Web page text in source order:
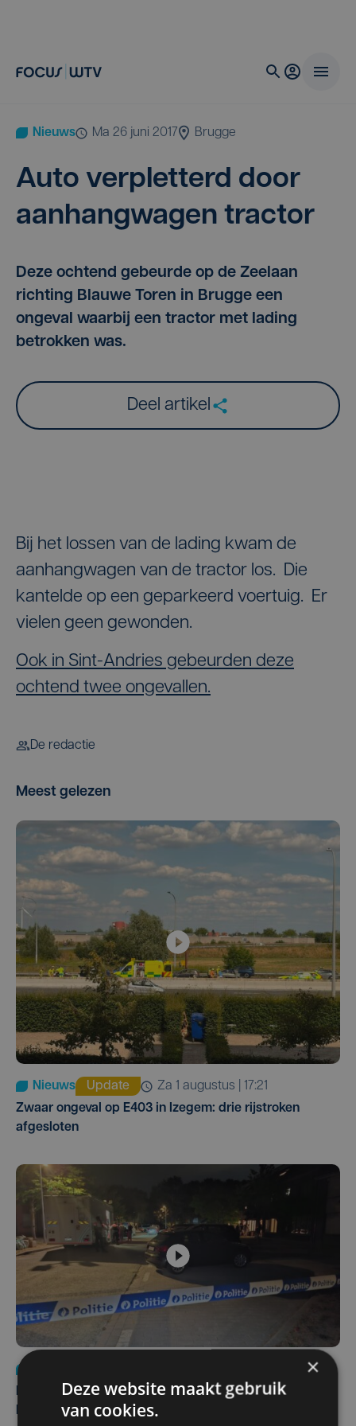
Nieuws ma 26 juni 2017 Brugge
Auto ver­plet­terd door
aan­hang­wa­gen tractor
Deze ochtend gebeurde op de Zeelaan
richting Blauwe Toren in Brugge een
ongeval waarbij een tractor met lading
betrokken was.
Deel artikel
Bij het lossen van de lading kwam de
aanhangwagen van de tractor los. Die
kantelde op een geparkeerd voertuig. Er
vielen geen gewonden.
Ook in Sint-Andries gebeurden deze
ochtend twee ongevallen.
De redactie
Meest gelezen
Nieuws Update
za 1 augustus | 17:21
Zwaar ongeval op E403 in Izegem: drie rijstroken
afgesloten
Man en vrouw dood aangetroffen in woning in Sint-
Pieters Brugge
×
Deze website maakt gebruik
van cookies.